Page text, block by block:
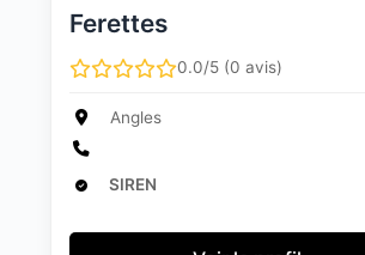
Ferettes
0.0/5 (0 avis)
Angles
SIREN